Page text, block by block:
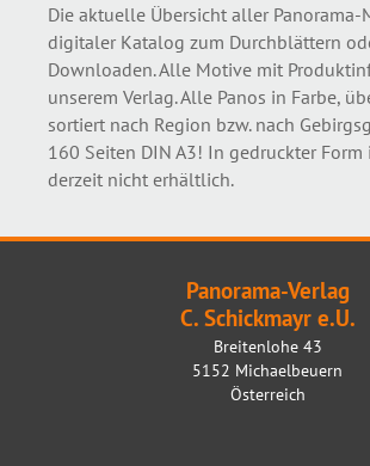
Die aktuelle Übersicht aller Panorama-
digitaler Katalog zum Durchblättern
Downloaden. Alle Motive mit
unserem Verlag. Alle Panos in Farbe,
sortiert nach Region bzw. nach
160 Seiten DIN A3! In gedruckter
derzeit nicht erhältlich.
Panorama-Verlag
C. Schickmayr e.U.
Breitenlohe 43
5152 Michaelbeuern
Österreich